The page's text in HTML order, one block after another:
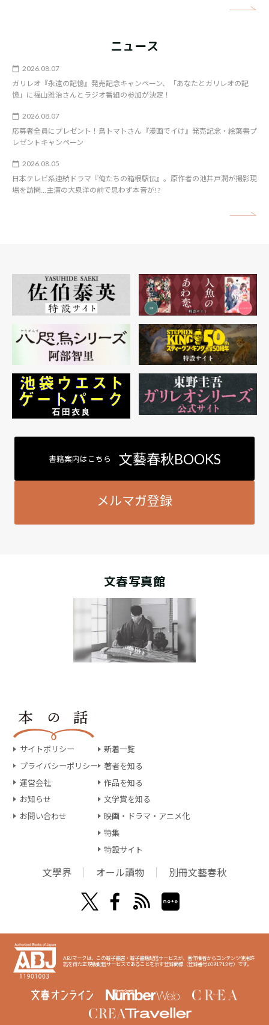
ニュース
2026.08.07
ガリレオ『永遠の記憶』発売記念キャンペーン、「あなたとガリレオの記
憶」に福山雅治さんとラジオ番組の参加が決定！
2026.08.07
応募者全員にプレゼント！鳥トマトさん『漫画でイけ』発売記念・絵葉書プ
レゼントキャンペーン
2026.08.05
日本テレビ系連続ドラマ『俺たちの箱根駅伝』。原作者の池井戸潤が撮影現
場を訪問…主演の大泉洋の前で思わず本音が!?
書籍案内はこちら 文藝春秋BOOKS
メルマガ登録
文春写真館
サイトポリシー
プライバシーポリシー
運営会社
お知らせ
お問い合わせ
新着一覧
著者を知る
作品を知る
文学賞を知る
映画・ドラマ・アニメ化
特集
特設サイト
文學界 オール讀物 別冊文藝春秋
ABJマークは、この電子書店・電子書籍配信サービスが、著作権者からコンテンツ使用許
諾を得た正規版配信サービスであることを示す登録商標（登録番号6091713号）です。